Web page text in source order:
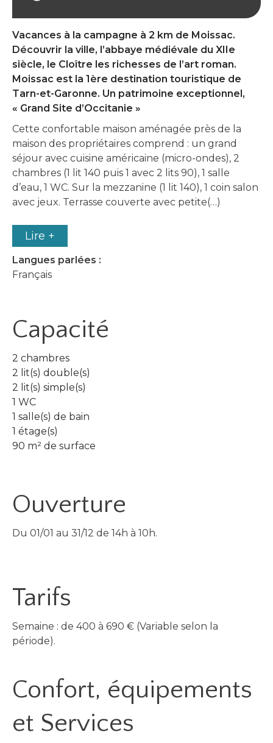
Vacances à la campagne à 2 km de Moissac.
Découvrir la ville, l’abbaye médiévale du XIIe
siècle, le Cloître les richesses de l’art roman.
Moissac est la 1ère destination touristique de
Tarn-et-Garonne. Un patrimoine exceptionnel,
« Grand Site d’Occitanie »
Cette confortable maison aménagée près de la
maison des propriétaires comprend : un grand
séjour avec cuisine américaine (micro-ondes), 2
chambres (1 lit 140 puis 1 avec 2 lits 90), 1 salle
d’eau, 1 WC. Sur la mezzanine (1 lit 140), 1 coin salon
avec jeux. Terrasse couverte avec petite(…)
Lire +
Langues parlées :
Français
Capacité
2 chambres
2 lit(s) double(s)
2 lit(s) simple(s)
1 WC
1 salle(s) de bain
1 étage(s)
90 m² de surface
Ouverture
Du 01/01 au 31/12 de 14h à 10h.
Tarifs
Semaine : de 400 à 690 € (Variable selon la
période).
Confort, équipements
et Services